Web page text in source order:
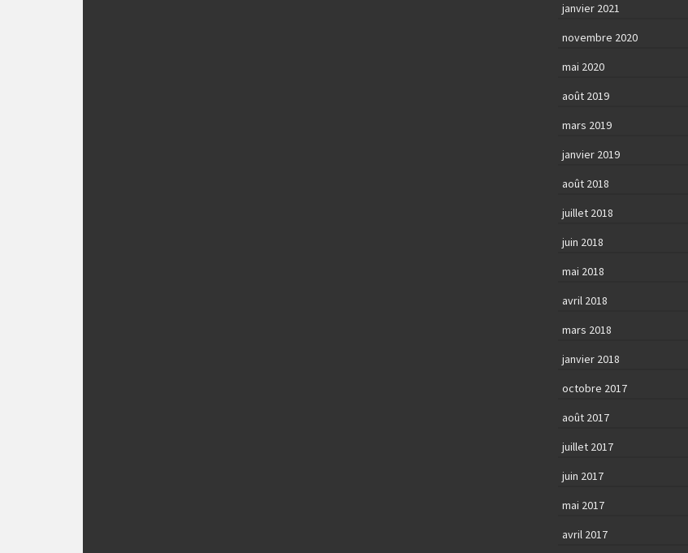
janvier 2021
novembre 2020
mai 2020
août 2019
mars 2019
janvier 2019
août 2018
juillet 2018
juin 2018
mai 2018
avril 2018
mars 2018
janvier 2018
octobre 2017
août 2017
juillet 2017
juin 2017
mai 2017
avril 2017